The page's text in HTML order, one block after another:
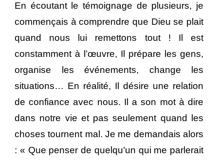
En écoutant le témoignage de plusieurs, je
commençais à comprendre que Dieu se plait
quand nous lui remettons tout ! Il est
constamment à l’œuvre, Il prépare les gens,
organise les événements, change les
situations… En réalité, Il désire une relation
de confiance avec nous. Il a son mot à dire
dans notre vie et pas seulement quand les
choses tournent mal. Je me demandais alors
: « Que penser de quelqu’un qui me parlerait